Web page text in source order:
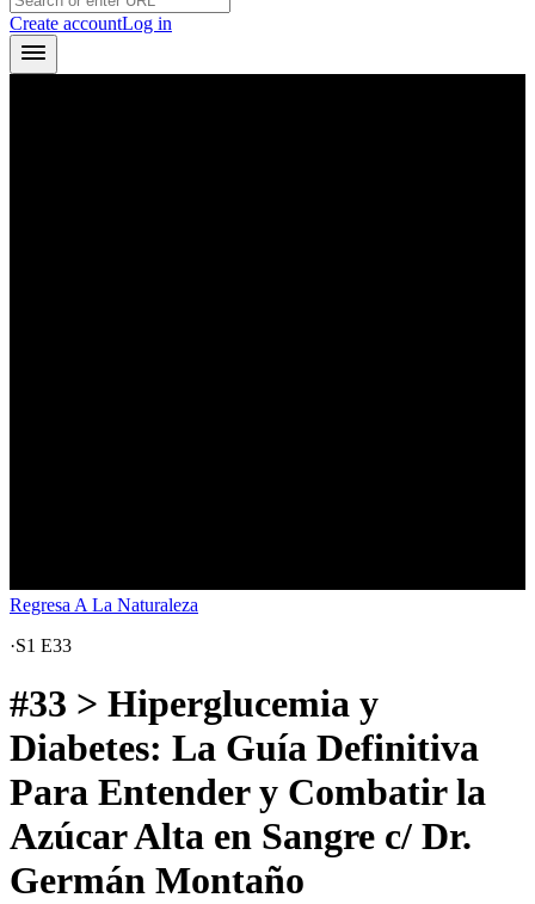
Create accountLog in
Regresa A La Naturaleza
·S1 E33
#33 > Hiperglucemia y
Diabetes: La Guía Definitiva
Para Entender y Combatir la
Azúcar Alta en Sangre c/ Dr.
Germán Montaño